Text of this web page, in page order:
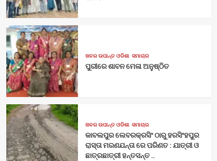
ଖବର ଉପାନ୍ତ ଓଡିଶା ସମାଚାର
ପୁରୀରେ ଶାବନ ମେଳା ଅନୁଷ୍ଠିତ
ଖବର ଉପାନ୍ତ ଓଡିଶା ସମାଚାର
କାବଲପୁର ଲେବରକ୍ରସିଂ ଠାରୁ ହରସିଂହପୁର
ରାସ୍ତା ମରଣଯନ୍ତା ରେ ପରିଣତ : ଯାତ୍ରୀ ଓ
ଛାତ୍ରଛାତ୍ରୀ ହନ୍ତସନ୍ତ ..